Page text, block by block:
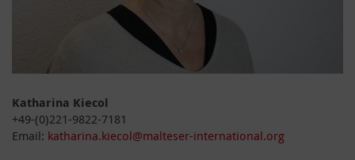
Katharina Kiecol
+49-(0)221-9822-7181
Email: katharina.kiecol@malteser-international.org